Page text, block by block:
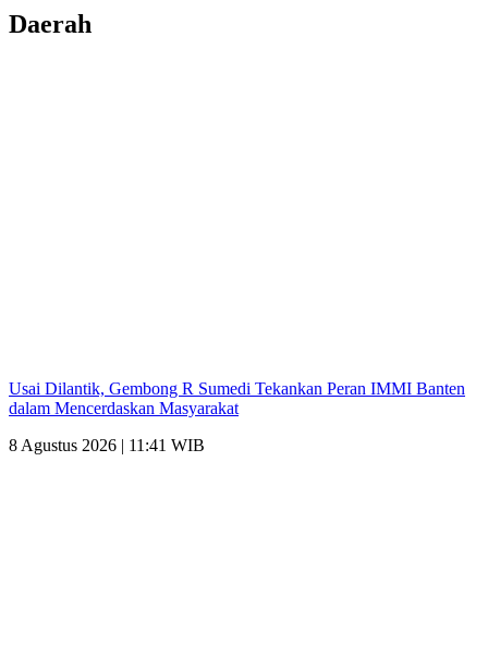
Daerah
Usai Dilantik, Gembong R Sumedi Tekankan Peran IMMI Banten
dalam Mencerdaskan Masyarakat
8 Agustus 2026 | 11:41 WIB